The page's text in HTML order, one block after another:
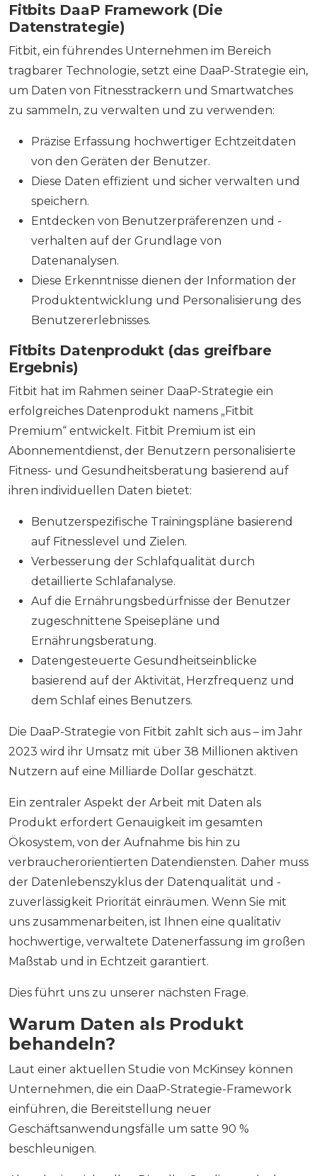
Fitbits DaaP Framework (Die
Datenstrategie)
Fitbit, ein führendes Unternehmen im Bereich
tragbarer Technologie, setzt eine DaaP-Strategie ein,
um Daten von Fitnesstrackern und Smartwatches
zu sammeln, zu verwalten und zu verwenden:
Präzise Erfassung hochwertiger Echtzeitdaten
von den Geräten der Benutzer.
Diese Daten effizient und sicher verwalten und
speichern.
Entdecken von Benutzerpräferenzen und -
verhalten auf der Grundlage von
Datenanalysen.
Diese Erkenntnisse dienen der Information der
Produktentwicklung und Personalisierung des
Benutzererlebnisses.
Fitbits Datenprodukt (das greifbare
Ergebnis)
Fitbit hat im Rahmen seiner DaaP-Strategie ein
erfolgreiches Datenprodukt namens „Fitbit
Premium“ entwickelt. Fitbit Premium ist ein
Abonnementdienst, der Benutzern personalisierte
Fitness- und Gesundheitsberatung basierend auf
ihren individuellen Daten bietet:
Benutzerspezifische Trainingspläne basierend
auf Fitnesslevel und Zielen.
Verbesserung der Schlafqualität durch
detaillierte Schlafanalyse.
Auf die Ernährungsbedürfnisse der Benutzer
zugeschnittene Speisepläne und
Ernährungsberatung.
Datengesteuerte Gesundheitseinblicke
basierend auf der Aktivität, Herzfrequenz und
dem Schlaf eines Benutzers.
Die DaaP-Strategie von Fitbit zahlt sich aus – im Jahr
2023 wird ihr Umsatz mit über 38 Millionen aktiven
Nutzern auf eine Milliarde Dollar geschätzt.
Ein zentraler Aspekt der Arbeit mit Daten als
Produkt erfordert Genauigkeit im gesamten
Ökosystem, von der Aufnahme bis hin zu
verbraucherorientierten Datendiensten. Daher muss
der Datenlebenszyklus der Datenqualität und -
zuverlässigkeit Priorität einräumen. Wenn Sie mit
uns zusammenarbeiten, ist Ihnen eine qualitativ
hochwertige, verwaltete Datenerfassung im großen
Maßstab und in Echtzeit garantiert.
Dies führt uns zu unserer nächsten Frage.
Warum Daten als Produkt
behandeln?
Laut einer aktuellen Studie von McKinsey können
Unternehmen, die ein DaaP-Strategie-Framework
einführen, die Bereitstellung neuer
Geschäftsanwendungsfälle um satte 90 %
beschleunigen.